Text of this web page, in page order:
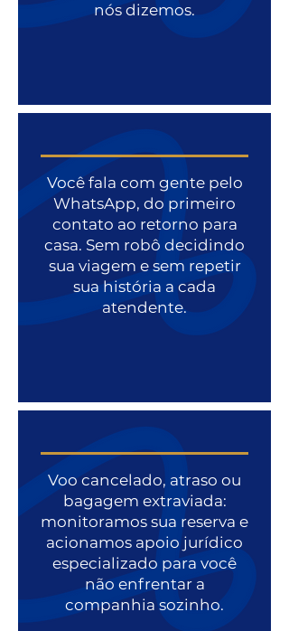
nós dizemos.
Você fala com gente pelo
WhatsApp, do primeiro
contato ao retorno para
casa. Sem robô decidindo
sua viagem e sem repetir
sua história a cada
atendente.
Voo cancelado, atraso ou
bagagem extraviada:
monitoramos sua reserva e
acionamos apoio jurídico
especializado para você
não enfrentar a
companhia sozinho.